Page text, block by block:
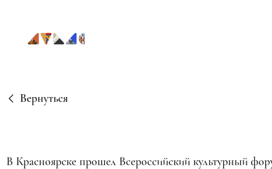
Вернуться
В Красноярске прошел Всероссийский культурный